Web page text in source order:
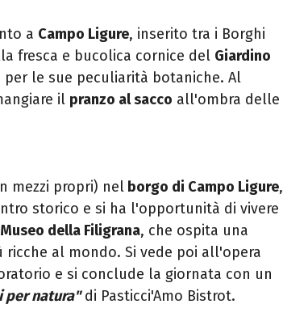
a Campo Ligure, inserito tra i Borghi
fresca e bucolica cornice del Giardino
per le sue peculiarità botaniche. Al
il pranzo al sacco all'ombra delle
mezzi propri) nel borgo di Campo Ligure,
storico e si ha l'opportunità di vivere
Museo della Filigrana, che ospita una
al mondo. Si vede poi all'opera
e si conclude la giornata con un
per natura"di Pasticci'Amo Bistrot.